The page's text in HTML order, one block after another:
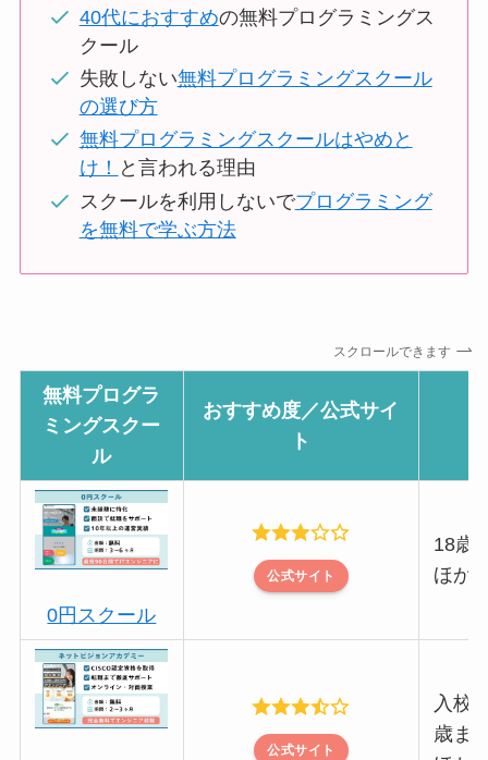
40代におすすめの無料プログラミングス
クール
失敗しない無料プログラミングスクール
の選び方
無料プログラミングスクールはやめと
け！ と言われる理由
スクールを利用しないでプログラミング
を無料で学ぶ方法
スクロールできます
無料プログラ
ミングスクー
ル
おすすめ度／公式サイ
ト
0円スクール
公式サイト
18歳
ほか
公式サイト
入校
歳ま